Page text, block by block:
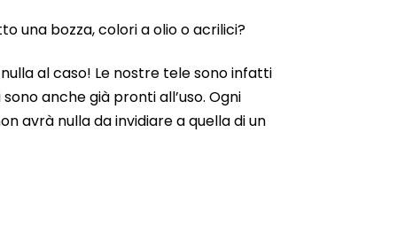
una bozza, colori a olio o acrilici?
al caso! Le nostre tele sono infatti
anche già pronti all’uso. Ogni
avrà nulla da invidiare a quella di un